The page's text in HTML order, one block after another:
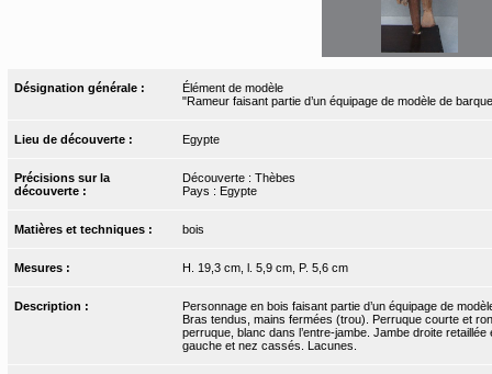
Désignation générale :
Élément de modèle
"Rameur faisant partie d’un équipage de modèle de
Lieu de découverte : Egypte
Précisions sur la
découverte :
Découverte : Thèbes
Pays : Egypte
Matières et techniques : bois
Mesures : H. 19,3 cm, l. 5,9 cm, P. 5,6 cm
Description :
Personnage en bois faisant partie d’un équipage de
Bras tendus, mains fermées (trou). Perruque courte et
perruque, blanc dans l’entre-jambe. Jambe droite
gauche et nez cassés. Lacunes.